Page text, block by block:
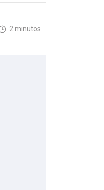
2 minutos